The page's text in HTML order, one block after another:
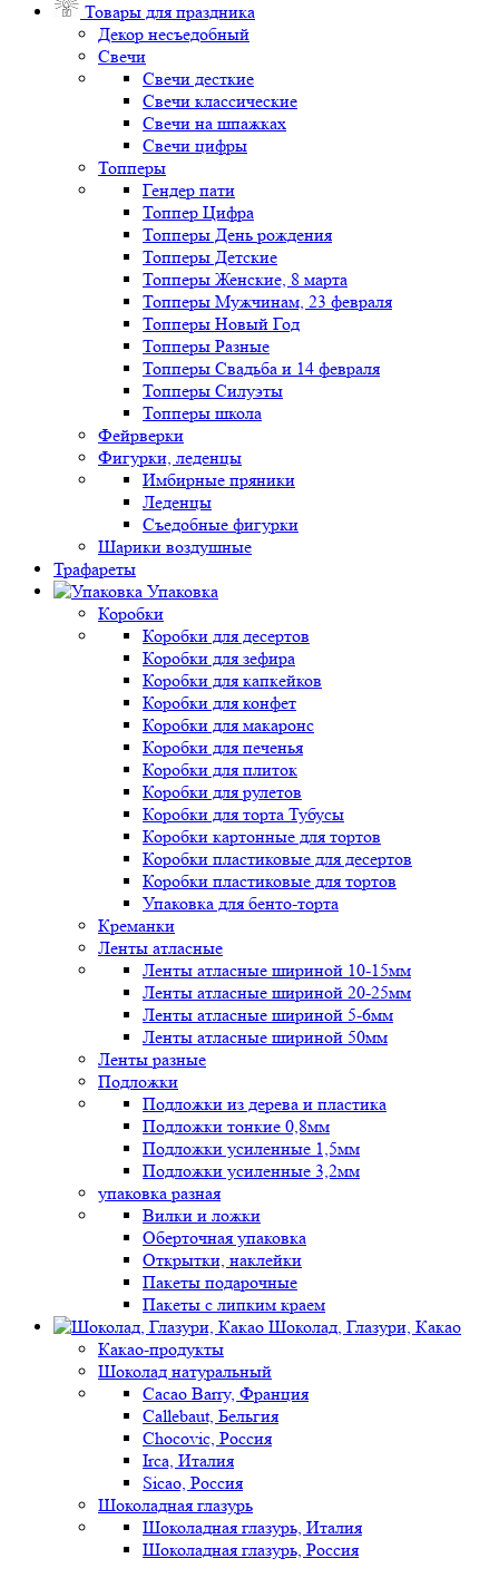
Товары для праздника
Декор несъедобный
Свечи
Свечи десткие
Свечи классические
Свечи на шпажках
Свечи цифры
Топперы
Гендер пати
Топпер Цифра
Топперы День рождения
Топперы Детские
Топперы Женские, 8 марта
Топперы Мужчинам, 23 февраля
Топперы Новый Год
Топперы Разные
Топперы Свадьба и 14 февраля
Топперы Силуэты
Топперы школа
Фейрверки
Фигурки, леденцы
Имбирные пряники
Леденцы
Съедобные фигурки
Шарики воздушные
Трафареты
Упаковка
Коробки
Коробки для десертов
Коробки для зефира
Коробки для капкейков
Коробки для конфет
Коробки для макаронс
Коробки для печенья
Коробки для плиток
Коробки для рулетов
Коробки для торта Тубусы
Коробки картонные для тортов
Коробки пластиковые для десертов
Коробки пластиковые для тортов
Упаковка для бенто-торта
Креманки
Ленты атласные
Ленты атласные шириной 10-15мм
Ленты атласные шириной 20-25мм
Ленты атласные шириной 5-6мм
Ленты атласные шириной 50мм
Ленты разные
Подложки
Подложки из дерева и пластика
Подложки тонкие 0,8мм
Подложки усиленные 1,5мм
Подложки усиленные 3,2мм
упаковка разная
Вилки и ложки
Оберточная упаковка
Открытки, наклейки
Пакеты подарочные
Пакеты с липким краем
Шоколад, Глазури, Какао
Какао-продукты
Шоколад натуральный
Cacao Barry, Франция
Callebaut, Бельгия
Chocovic, Россия
Irca, Италия
Sicao, Россия
Шоколадная глазурь
Шоколадная глазурь, Италия
Шоколадная глазурь, Россия